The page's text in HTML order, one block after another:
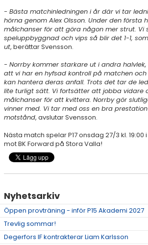
- Bästa matchinledningen i år där vi tar
hörna genom Alex Olsson. Under den första
målchanser för att göra någon mer strut. Vi
speluppbyggnad och vips så blir det 1-1,
ut, berättar Svensson.
- Norrby kommer starkare ut i andra
att vi har en hyfsad kontroll på matchen
kan hantera deras anfall. Trots det tar de
lite turligt sätt. Vi fortsätter att jobba vidare
målchanser för att kvittera. Norrby gör
vinner med. Vi tar med oss en bra
motstånd, avslutar Svensson.
Nästa match spelar P17 onsdag 27/3 kl.
mot BK Forward på Stora Valla!
Nyhetsarkiv
Öppen provträning - inför P15 Akademi 2027
Trevlig sommar!
Degerfors IF kontrakterar Liam Karlsson